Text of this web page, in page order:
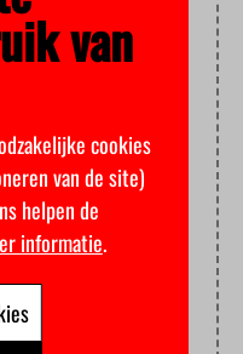
van
cookies
van de site)
helpen de
informatie.